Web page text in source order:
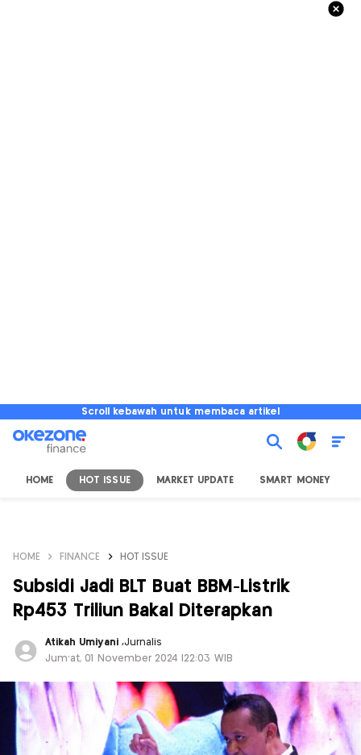
Scroll kebawah untuk membaca artikel
HOME HOT ISSUE MARKET UPDATE SMART MONEY
HOME FINANCE HOT ISSUE
Subsidi Jadi BLT Buat BBM-Listrik
Rp453 Triliun Bakal Diterapkan
Atikah Umiyani ,Jurnalis
Jum'at, 01 November 2024 |22:03 WIB